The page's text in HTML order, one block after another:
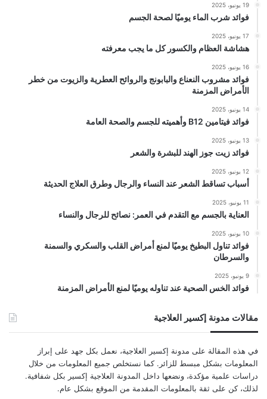
19 يونيو، 2025
فوائد شرب الماء يوميًا لصحة الجسم
17 يونيو، 2025
هشاشة العظام والكسور كل ما يجب معرفته
16 يونيو، 2025
فوائد مشروب النعناع والبابونج والروائح العطرية والزيوت من خطر
الأمراض المزمنة
14 يونيو، 2025
فوائد فيتامين B12 وأهميته للجسم والصحة العامة
13 يونيو، 2025
فوائد زيت جوز الهند للبشرة والشعر
12 يونيو، 2025
أسباب تساقط الشعر عند النساء والرجال وطرق العلاج الحديثة
11 يونيو، 2025
العناية بالجسم مع التقدم في العمر: نصائح للرجال والنساء
10 يونيو، 2025
فوائد تناول البطيخ يوميًا لمنع أمراض القلب والسكري والسمنة
والسرطان
9 يونيو، 2025
فوائد الخس الصحية عند تناوله يوميًا لمنع الأمراض المزمنة
مقالات مدونة إكسير العلاجية
في هذه المقالة على مدونة إكسير العلاجية، نعمل بكل جهد على إبراز
المعلومات بشكل مبسط للزائر. كما نستخلص جميع المعلومات من خلال
دراسات علمية مؤكدة، ونضعها داخل المدونة العلاجية إكسير بكل شفافية.
لذلك، كن على ثقة بالمعلومات المقدمة من الموقع بشكل عام.